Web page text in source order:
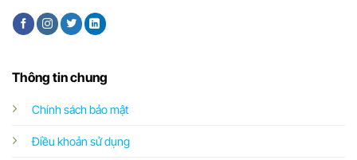
Thông tin chung
Chính sách bảo mật
Điều khoản sử dụng